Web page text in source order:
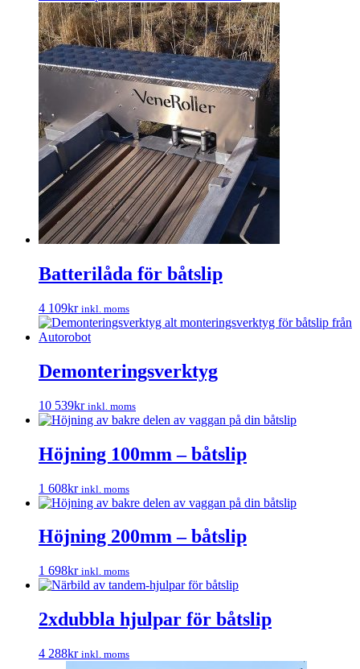
Batterilåda för båtslip
4 109kr inkl. moms
Demonteringsverktyg
10 539kr inkl. moms
Höjning 100mm – båtslip
1 608kr inkl. moms
Höjning 200mm – båtslip
1 698kr inkl. moms
2xdubbla hjulpar för båtslip
4 288kr inkl. moms